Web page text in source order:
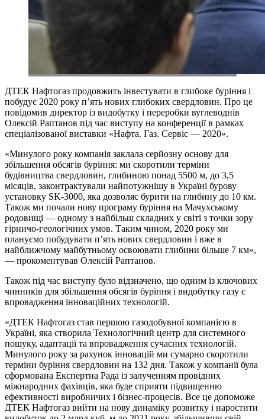
ДТЕК Нафтогаз продовжить інвестувати в глибоке буріння і
побудує 2020 року п’ять нових глибоких свердловин. Про це
повідомив директор із видобутку і переробки вуглеводнів
Олексій Раптанов під час виступу на конференції в рамках
спеціалізованої виставки «Нафта. Газ. Сервіс — 2020».
«Минулого року компанія заклала серйозну основу для
збільшення обсягів буріння: ми скоротили терміни
будівництва свердловин, глибиною понад 5500 м, до 3,5
місяців, законтрактували найпотужнішу в Україні бурову
установку SK-3000, яка дозволяє бурити на глибину до 10 км.
Також ми почали нову програму буріння на Мачухському
родовищі — одному з найбільш складних у світі з точки зору
гірничо-геологічних умов. Таким чином, 2020 року ми
плануємо побудувати п’ять нових свердловин і вже в
найближчому майбутньому освоювати глибини більше 7 км»,
— прокоментував Олексій Раптанов.
Також під час виступу було відзначено, що одним із ключових
чинників для збільшення обсягів буріння і видобутку газу є
впровадження інноваційних технологій.
«ДТЕК Нафтогаз став першою газодобувної компанією в
Україні, яка створила Технологічний центр для системного
пошуку, адаптації та впровадження сучасних технологій.
Минулого року за рахунок інновацій ми сумарно скоротили
терміни буріння свердловин на 132 дня. Також у компанії була
сформована Експертна Рада із залученням провідних
міжнародних фахівців, яка буде сприяти підвищенню
ефективності виробничих і бізнес-процесів. Все це допоможе
ДТЕК Нафтогаз вийти на нову динаміку розвитку і наростити